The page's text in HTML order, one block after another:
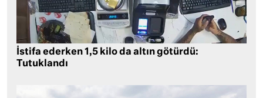
İstifa ederken 1,5 kilo da altın götürdü:
Tutuklandı